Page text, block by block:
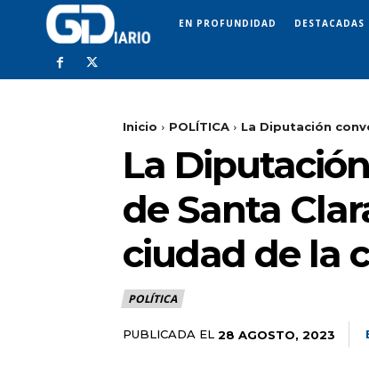
EN PROFUNDIDAD DESTACADAS
Inicio POLÍTICA La Diputación
La
de Santa
ciudad de la
POLÍTICA
PUBLICADA EL 28 AGOSTO, 2023